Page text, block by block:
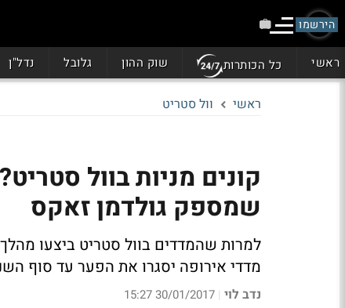
הירשמו
ראשי כל הכותרות שוק ההון גלובל נדל"ן
ראשי וול סטריט
קונים מניות בוול
שמספק גולדמן זאקס
למרות שהמדדים בוול סטריט ביצעו
מדדי אירופה יסגרו את הפער עד סוף
נדב לוי |
30/01/2017 15:27